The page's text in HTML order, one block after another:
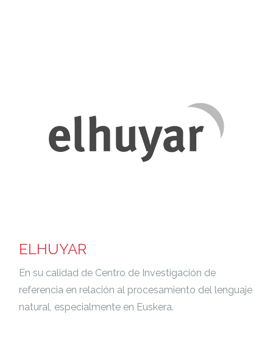
ELHUYAR
En su calidad de Centro de Investigación de
referencia en relación al procesamiento del lenguaje
natural, especialmente en Euskera.